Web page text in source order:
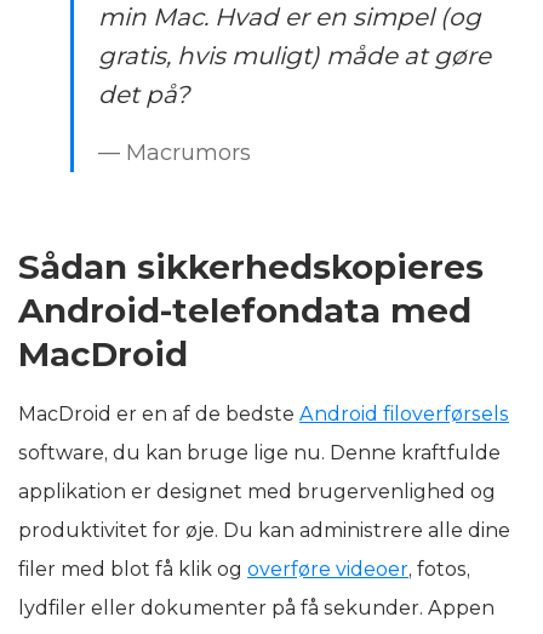
min Mac. Hvad er en simpel (og
gratis, hvis muligt) måde at gøre
det på?
— Macrumors
Sådan sikkerhedskopieres
Android-telefondata med
MacDroid
MacDroid er en af de bedste Android filoverførsels
software, du kan bruge lige nu. Denne kraftfulde
applikation er designet med brugervenlighed og
produktivitet for øje. Du kan administrere alle dine
filer med blot få klik og overføre videoer, fotos,
lydfiler eller dokumenter på få sekunder. Appen